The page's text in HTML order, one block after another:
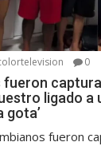
0
fueron
ligado a
gota’
fueron